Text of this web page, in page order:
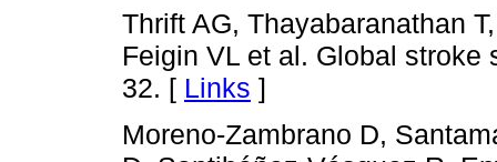
Thrift AG, Thayabaranathan
Feigin VL et al. Global
32. [ Links ]
Moreno-Zambrano D,